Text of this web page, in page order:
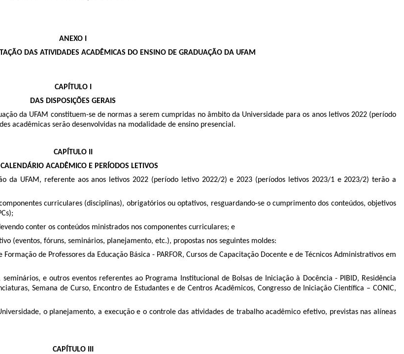
ANEXO I
DAS ATIVIDADES ACADÊMICAS DO ENSINO DE GRADUAÇÃO DA UFAM
CAPÍTULO I
DAS DISPOSIÇÕES GERAIS
da UFAM constituem-se de normas a serem cumpridas no âmbito da Universidade para os anos letivos 2022 (período
acadêmicas serão desenvolvidas na modalidade de ensino presencial.
CAPÍTULO II
ACADÊMICO E PERÍODOS LETIVOS
da UFAM, referente aos anos letivos 2022 (período letivo 2022/2) e 2023 (períodos letivos 2023/1 e 2023/2) terão a
curriculares (disciplinas), obrigatórios ou optativos, resguardando-se o cumprimento dos conteúdos, objetivos
conter os conteúdos ministrados nos componentes curriculares; e
(eventos, fóruns, seminários, planejamento, etc.), propostas nos seguintes moldes:
de Professores da Educação Básica - PARFOR, Cursos de Capacitação Docente e de Técnicos Administrativos em
e outros eventos referentes ao Programa Institucional de Bolsas de Iniciação à Docência - PIBID, Residência
Semana de Curso, Encontro de Estudantes e de Centros Acadêmicos, Congresso de Iniciação Científica – CONIC,
o planejamento, a execução e o controle das atividades de trabalho acadêmico efetivo, previstas nas alíneas
CAPÍTULO III